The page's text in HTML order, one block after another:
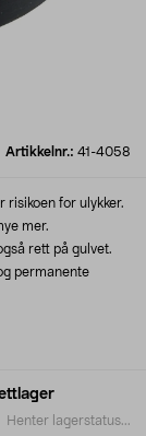
Artikkelnr.: 41-4058
Henter lagerstatus...
risikoen for ulykker.
mer.
rett på gulvet.
permanente